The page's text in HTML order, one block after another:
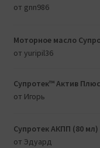
от gnn986
Моторное масло
от yuripil36
Супротек™ Актив
от Игорь
Супротек АКПП (80 мл)
от Эдуард